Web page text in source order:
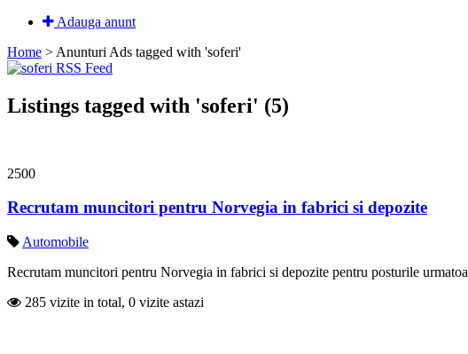
Adauga anunt
Home > Anunturi Ads tagged with 'soferi'
Listings tagged with 'soferi' (5)
2500
Recrutam muncitori pentru Norvegia in fabrici si depozite
Automobile
Recrutam muncitori pentru Norvegia in fabrici si depozite pentru posturile
285 vizite in total, 0 vizite astazi